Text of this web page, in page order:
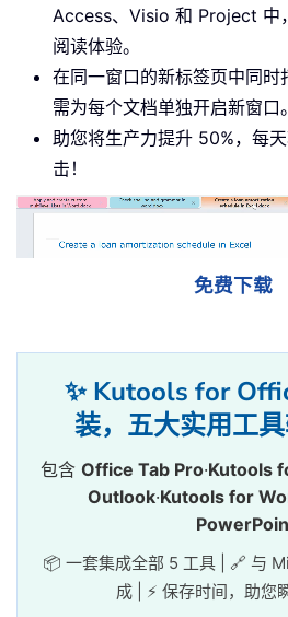
Access、Visio 和 Project 中
阅读体验。
在同一窗口的新标签页中同
需为每个文档单独开启新窗口。
助您将生产力提升 50%，每
击！
免费下载
✨ Kutools for
装，五大实用工具
包含 Office Tab Pro·Kutools
Outlook·Kutools for
📦 一套集成全部 5 工具 | 🔗 与
成 | ⚡ 保存时间，助您